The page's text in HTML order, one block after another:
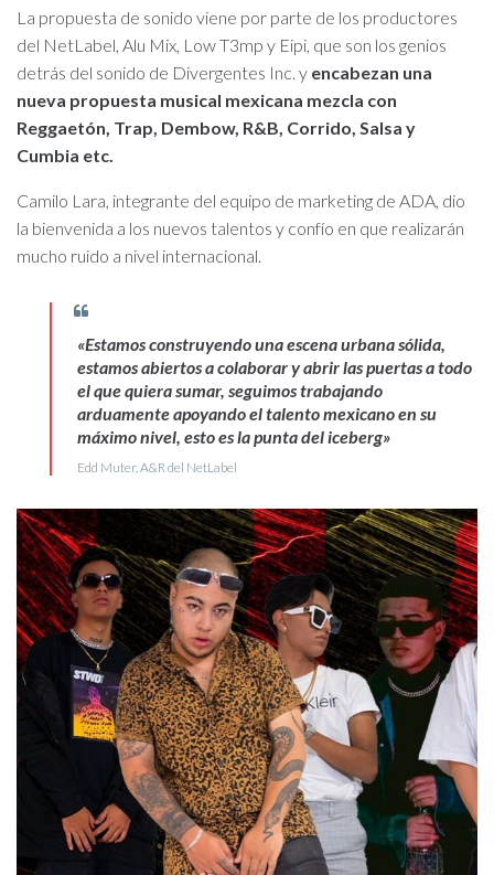
La propuesta de sonido viene por parte de los productores
del NetLabel, Alu Mix, Low T3mp y Eipi, que son los genios
detrás del sonido de Divergentes Inc. y encabezan una
nueva propuesta musical mexicana mezcla con
Reggaetón, Trap, Dembow, R&B, Corrido, Salsa y
Cumbia etc.
Camilo Lara, integrante del equipo de marketing de ADA, dio
la bienvenida a los nuevos talentos y confío en que realizarán
mucho ruido a nivel internacional.
«Estamos construyendo una escena urbana sólida,
estamos abiertos a colaborar y abrir las puertas a todo
el que quiera sumar, seguimos trabajando
arduamente apoyando el talento mexicano en su
máximo nivel, esto es la punta del iceberg»
Edd Muter, A&R del NetLabel